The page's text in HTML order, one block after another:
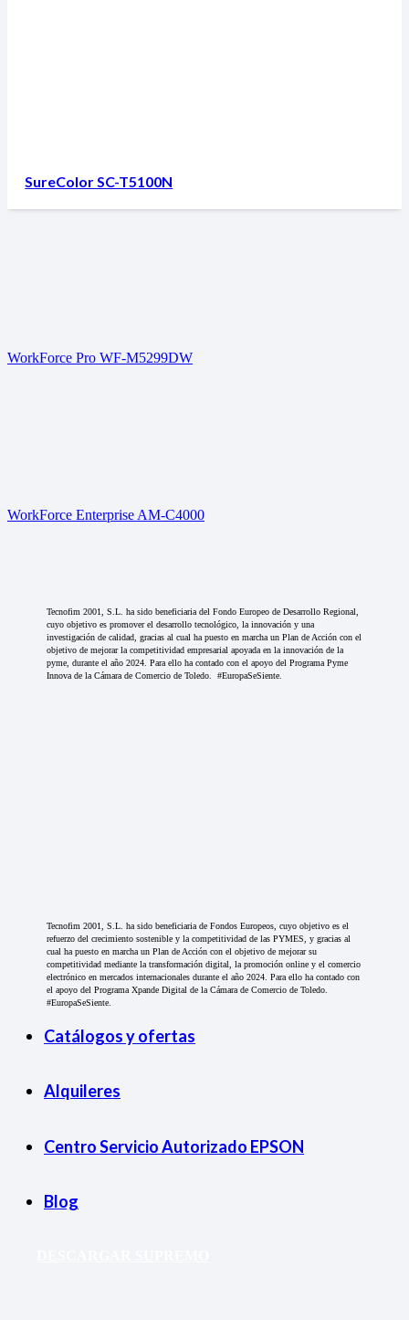
SureColor SC-T5100N
WorkForce Pro WF-M5299DW
WorkForce Enterprise AM-C4000
Tecnofim 2001, S.L. ha sido beneficiaria del Fondo Europeo de Desarrollo Regional,
cuyo objetivo es promover el desarrollo tecnológico, la innovación y una
investigación de calidad, gracias al cual ha puesto en marcha un Plan de Acción con el
objetivo de mejorar la competitividad empresarial apoyada en la innovación de la
pyme, durante el año 2024. Para ello ha contado con el apoyo del Programa Pyme
Innova de la Cámara de Comercio de Toledo. #EuropaSeSiente.
Tecnofim 2001, S.L. ha sido beneficiaria de Fondos Europeos, cuyo objetivo es el
refuerzo del crecimiento sostenible y la competitividad de las PYMES, y gracias al
cual ha puesto en marcha un Plan de Acción con el objetivo de mejorar su
competitividad mediante la transformación digital, la promoción online y el comercio
electrónico en mercados internacionales durante el año 2024. Para ello ha contado con
el apoyo del Programa Xpande Digital de la Cámara de Comercio de Toledo.
#EuropaSeSiente.
Catálogos y ofertas
Alquileres
Centro Servicio Autorizado EPSON
Blog